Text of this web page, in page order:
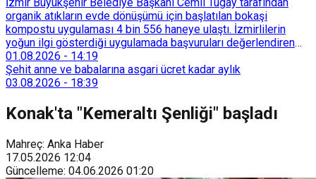
organik atıkların evde dönüşümü için başlatılan bokaşi
kompostu uygulaması 4 bin 556 haneye ulaştı. İzmirlilerin
yoğun ilgi gösterdiği uygulamada başvuruları değerlendiren
Tarımsal Hizmetler Dairesi Başkanlığı, farklı ilçelerde toplam
128 bokaşi kompost eğitimi düzenleyerek İzmirlileri
sürdürülebilir atık yönetimi sistemine dahil etti.
01.08.2026 - 14:19
Şehit anne ve babalarına asgari ücret kadar aylık
03.08.2026 - 18:39
Konak'ta "Kemeraltı Şenliği" başladı
Mahreç: Anka Haber
17.05.2026 12:04
Güncelleme: 04.06.2026 01:20